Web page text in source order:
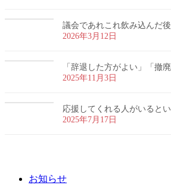
議会であれこれ飲み込んだ
2026年3月12日
「辞退した方がよい」「撤
2025年11月3日
応援してくれる人がいると
2025年7月17日
お知らせ